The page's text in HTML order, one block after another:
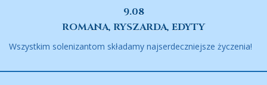
9.08
ROMANA, RYSZARDA, EDYTY
Wszystkim solenizantom składamy najserdeczniejsze życzenia!